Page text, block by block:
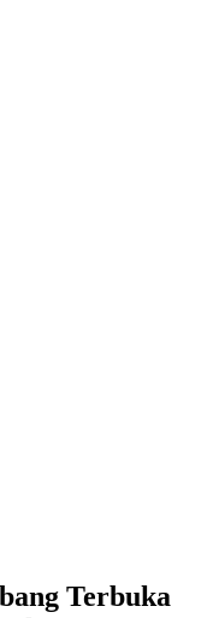
Terbuka